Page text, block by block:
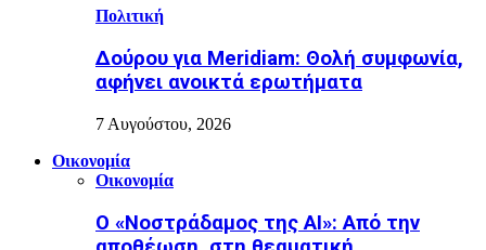
Πολιτική
Δούρου για Meridiam: Θολή συμφωνία,
αφήνει ανοικτά ερωτήματα
7 Αυγούστου, 2026
Οικονομία
Οικονομία
Ο «Νοστράδαμος της AI»: Από την